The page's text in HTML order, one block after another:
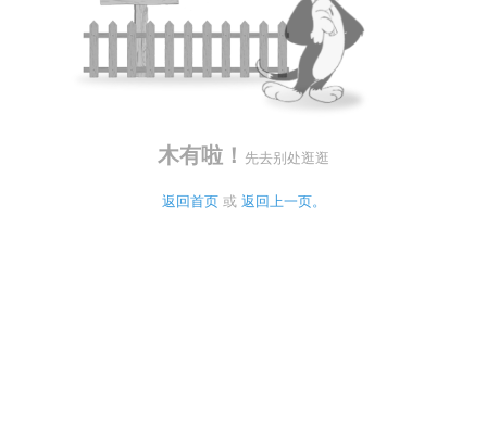
木有啦！ 先去别处逛逛
返回首页 或 返回上一页。